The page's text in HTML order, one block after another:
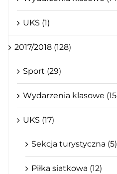
UKS (1)
2017/2018 (128)
Sport (29)
Wydarzenia klasowe
UKS (17)
Sekcja turystyczna (5)
Piłka siatkowa (12)